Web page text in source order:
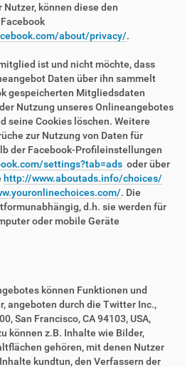
können diese den
about/privacy/.
ist und nicht möchte, dass
Daten über ihn sammelt
gespeicherten Mitgliedsdaten
Nutzung unseres Onlineangebotes
seine Cookies löschen. Weitere
zur Nutzung von Daten für
der Facebook-Profileinstellungen
settings?tab=ads oder über
http://www.aboutads.info/choices/
. Die
d.h. sie werden für
oder mobile Geräte
können Funktionen und
angeboten durch die Twitter Inc.,
San Francisco, CA 94103, USA,
können z.B. Inhalte wie Bilder,
gehören, mit denen Nutzer
kundtun, den Verfassern der